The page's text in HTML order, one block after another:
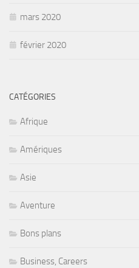
mars 2020
février 2020
CATÉGORIES
Afrique
Amériques
Asie
Aventure
Bons plans
Business, Careers